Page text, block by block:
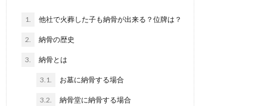
1. 他社で火葬した子も納骨が出来る？位牌は？
2. 納骨の歴史
3. 納骨とは
3.1. お墓に納骨する場合
3.2. 納骨堂に納骨する場合